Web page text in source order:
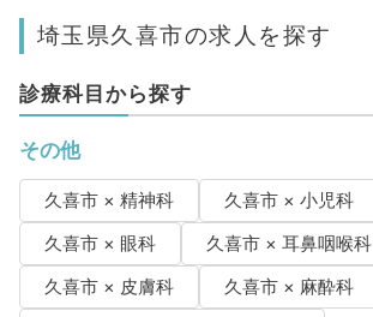
埼玉県久喜市の求人を探す
診療科目から探す
その他
久喜市 × 精神科
久喜市 × 小児科
久喜市 × 眼科
久喜市 × 耳鼻咽喉科
久喜市 × 皮膚科
久喜市 × 麻酔科